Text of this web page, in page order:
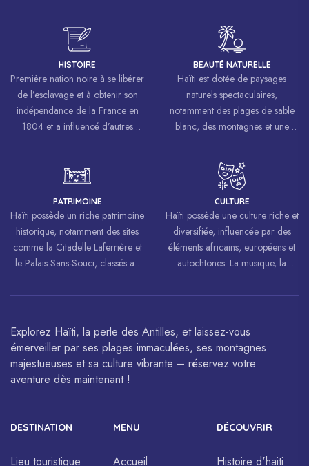
HISTOIRE
Première nation noire à se libérer
de l’esclavage et à obtenir son
indépendance de la France en
1804 et a influencé d’autres
luttes pour la liberté et l’égalité.
BEAUTÉ NATURELLE
Haïti est dotée de paysages
naturels spectaculaires,
notamment des plages de sable
blanc, des montagnes et une
PATRIMOINE
Haïti possède un riche patrimoine
historique, notamment des sites
comme la Citadelle Laferrière et
le Palais Sans-Souci, classés au
l’UNESCO.
CULTURE
Haïti possède une culture riche et
diversifiée, influencée par des
éléments africains, européens et
autochtones. La musique, la
sont célébrés à travers le monde.
Explorez Haïti, la perle des Antilles, et laissez-vous
émerveiller par ses plages immaculées, ses montagnes
majestueuses et sa culture vibrante – réservez votre
aventure dès maintenant !
DESTINATION
Lieu touristique
MENU
Accueil
DÉCOUVRIR
Histoire d'haiti